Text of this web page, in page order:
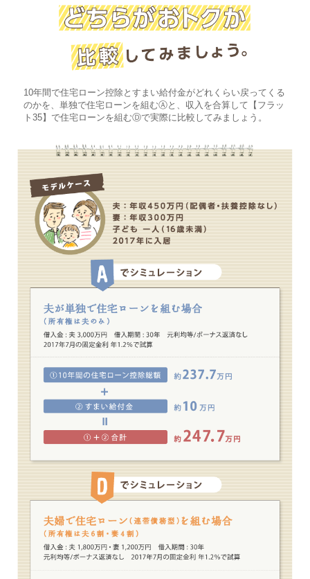
10年間で住宅ローン控除とすまい給付金がどれくらい戻ってくる
のかを、単独で住宅ローンを組むⒶと、収入を合算して【フラッ
ト35】で住宅ローンを組むⒹで実際に比較してみましょう。